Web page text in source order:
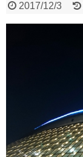
2017/12/3